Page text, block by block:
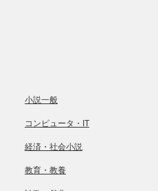
小説一般
コンピュータ・IT
経済・社会小説
教育・教養